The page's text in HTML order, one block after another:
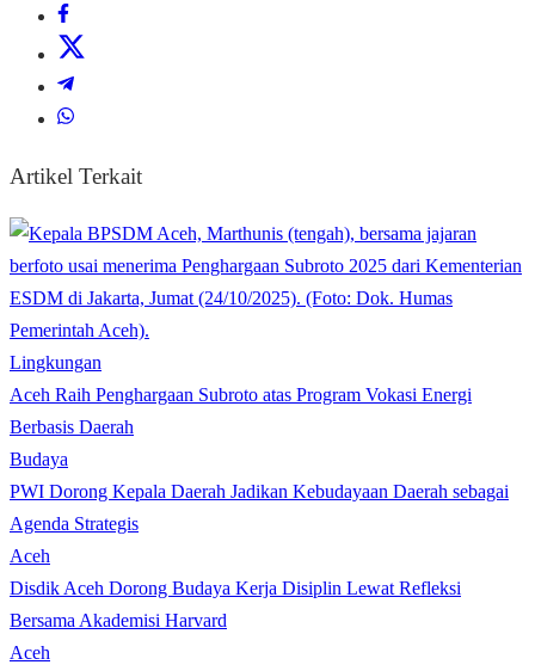
Artikel Terkait
Lingkungan
Aceh Raih Penghargaan Subroto atas Program Vokasi Energi
Berbasis Daerah
Budaya
PWI Dorong Kepala Daerah Jadikan Kebudayaan Daerah sebagai
Agenda Strategis
Aceh
Disdik Aceh Dorong Budaya Kerja Disiplin Lewat Refleksi
Bersama Akademisi Harvard
Aceh